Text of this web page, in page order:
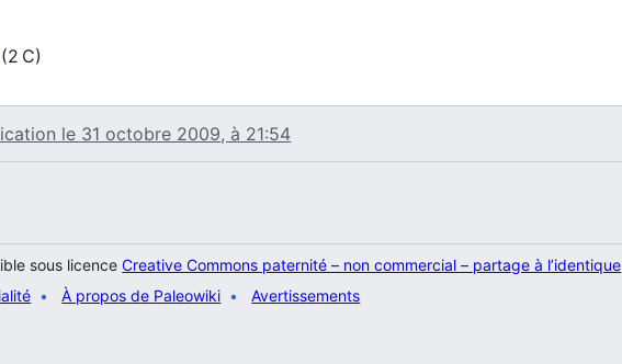
(2 C)
le 31 octobre 2009, à 21:54
sous licenceCreative Commons paternité – non commercial – partage à l’identique
À propos de Paleowiki Avertissements